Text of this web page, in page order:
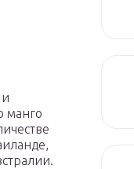
манго